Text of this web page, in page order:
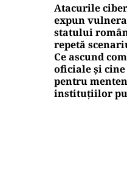
Atacurile
expun
statului
repetă
Ce ascund
oficiale și
pentru
instituțiilor